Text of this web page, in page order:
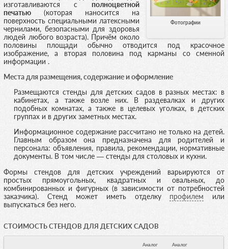
Фотографии
изготавливаются с полноцветной
печатью (которая наносится на
поверхность специальными латексными
чернилами, безопасными для здоровья
людей любого возраста). Причём около
половины площади обычно отводится под красочное
изображение, а вторая половина под карманы со сменной
информации .
Места для размещения, содержание и оформление
Размещаются стенды для детских садов в разных местах: в
кабинетах, а также возле них. В раздевалках и других
подобных комнатах, а также в целевых уголках, в детских
группах и в других заметных местах.
Информационное содержание рассчитано не только на детей.
Главным образом она предназначена для родителей и
персонала: объявления, правила, рекомендации, нормативные
документы. В том числе — стенды для столовых и кухни.
Формы стендов для детских учреждений варьируются от
простых прямоугольных, квадратных и овальных, до
комбинированных и фигурных (в зависимости от потребностей
заказчика). Стенд может иметь отделку профилем или
выпускаться без него.
СТОИМОСТЬ СТЕНДОВ ДЛЯ ДЕТСКИХ САДОВ
Аналог
Аналог